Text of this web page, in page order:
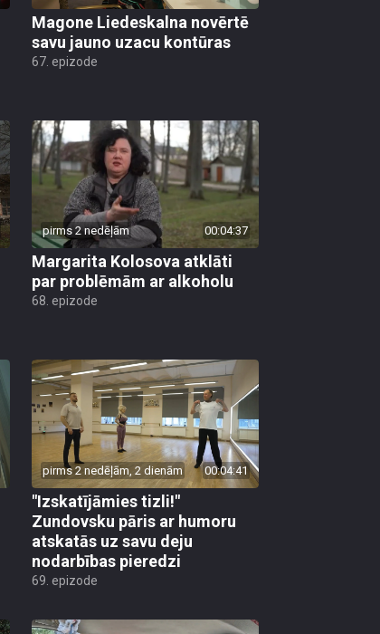
Magone Liedeskalna novērtē
savu jauno uzacu kontūras
67. epizode
pirms 2 nedēļām 00:04:37
Margarita Kolosova atklāti
par problēmām ar alkoholu
68. epizode
pirms 2 nedēļām, 2 dienām 00:04:41
"Izskatījāmies tizli!"
Zundovsku pāris ar humoru
atskatās uz savu deju
nodarbības pieredzi
69. epizode